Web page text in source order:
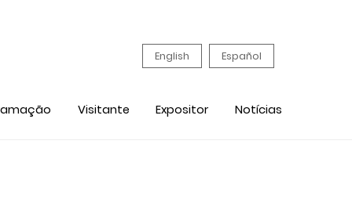
English Español
Visitante Expositor Notícias